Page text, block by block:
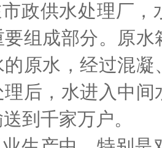
供水处理厂，
组成部分。原
原水，经过混
后，水进入中
到千家万户。